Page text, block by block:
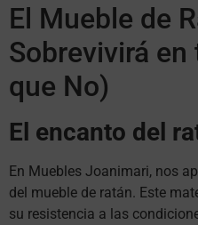
El Mueble de
Sobrevivirá en
que No)
El encanto del
En Muebles Joanimari, nos
del mueble de ratán. Este
su resistencia a las